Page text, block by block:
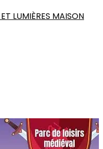
LUMIÈRES MAISON